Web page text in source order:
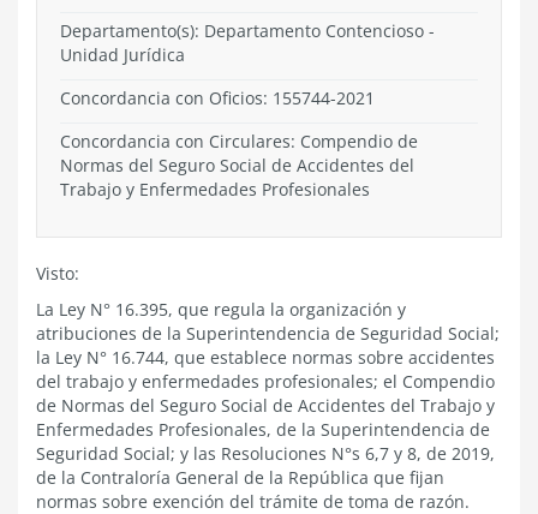
Departamento(s): Departamento Contencioso -
Unidad Jurídica
Concordancia con Oficios: 155744-2021
Concordancia con Circulares: Compendio de
Normas del Seguro Social de Accidentes del
Trabajo y Enfermedades Profesionales
Visto:
La Ley N° 16.395, que regula la organización y
atribuciones de la Superintendencia de Seguridad Social;
la Ley N° 16.744, que establece normas sobre accidentes
del trabajo y enfermedades profesionales; el Compendio
de Normas del Seguro Social de Accidentes del Trabajo y
Enfermedades Profesionales, de la Superintendencia de
Seguridad Social; y las Resoluciones N°s 6,7 y 8, de 2019,
de la Contraloría General de la República que fijan
normas sobre exención del trámite de toma de razón.